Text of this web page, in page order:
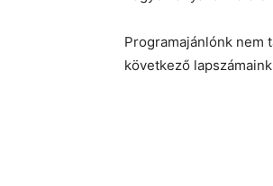
Programajánlónk nem
következő